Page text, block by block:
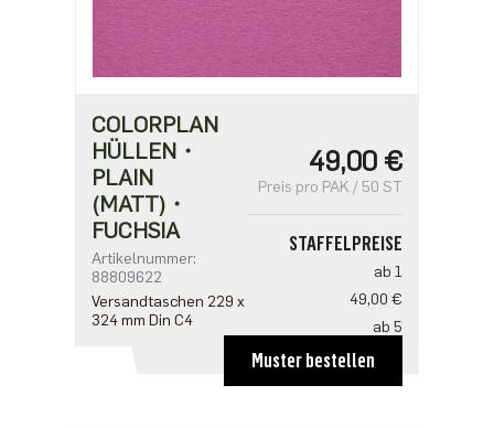
COLORPLAN
HÜLLEN・
PLAIN
(MATT)・
FUCHSIA
Artikelnummer:
88809622
Versandtaschen 229 x
324 mm Din C4
49,00 €
Preis pro PAK / 50 ST
STAFFELPREISE
ab 1
49,00 €
ab 5
39,20 €
Muster bestellen